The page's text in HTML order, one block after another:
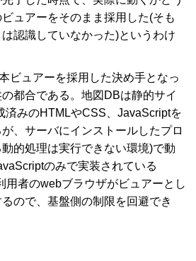
ュアーをそのまま採用した(そも
認識していなかった)というわけ
ビュアーを採用した決め手となっ
都合である。地図 DBは静的サイ
済みのHTMLやCSS JavaScriptを
、サーバにインストールしたプロ
的処理は実行できない環境)で動
のみで実装されている
用者のwebブラウザがビュアーとし
ので、基盤側の制限を回避でき